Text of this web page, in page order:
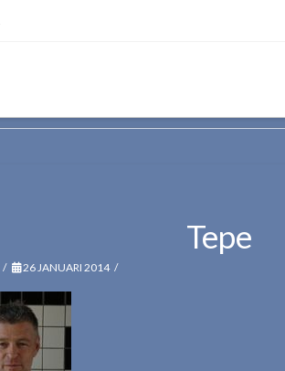
Tepe
26 JANUARI 2014